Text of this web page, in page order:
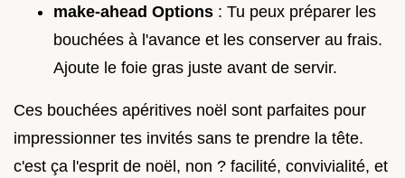
make-ahead Options : Tu peux préparer les
bouchées à l'avance et les conserver au frais.
Ajoute le foie gras juste avant de servir.
Ces bouchées apéritives noël sont parfaites pour
impressionner tes invités sans te prendre la tête.
c'est ça l'esprit de noël, non ? facilité, convivialité, et